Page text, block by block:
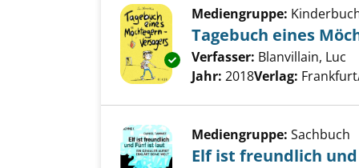
Exemplar-Details von
Mediengruppe:
Tagebuch eines
Verfasser: Blanvillain, Luc
Jahr: 2018Verlag:
Mediengruppe: Sachbuch
Elf ist freundlich